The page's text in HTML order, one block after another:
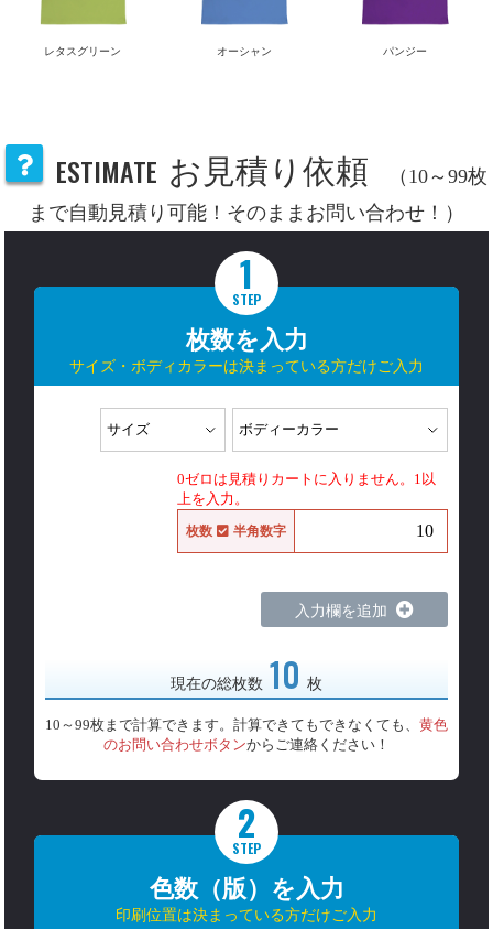
レタスグリーン オーシャン パンジー
ESTIMATE お見積り依頼
（10～99枚
まで自動見積り可能！そのままお問い合わせ！）
1
STEP
枚数を入力
サイズ・ボディカラーは決まっている方だけご入力
0ゼロは見積りカートに入りません。1以
上を入力。
枚数 半角数字
入力欄を追加
現在の総枚数 10 枚
10～99枚まで計算できます。計算できてもできなくても、 黄色
のお問い合わせボタンからご連絡ください！
2
STEP
色数（版）を入力
印刷位置は決まっている方だけご入力